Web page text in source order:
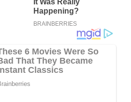
KËSHILLA & IDE